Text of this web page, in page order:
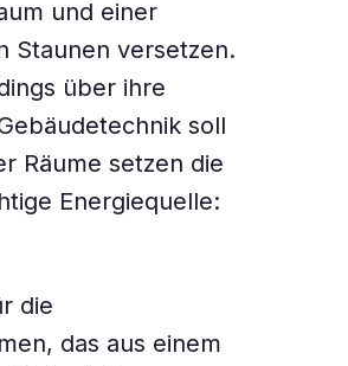
und einer
Staunen versetzen.
über ihre
soll
Räume setzen die
Energiequelle:
die
das aus einem